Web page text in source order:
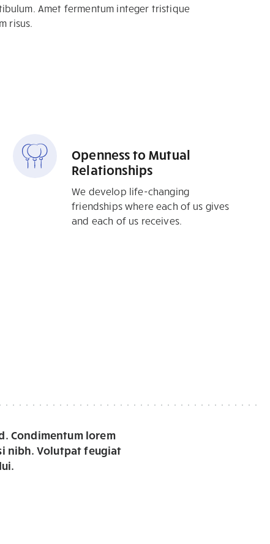
Amet fermentum integer tristique
risus.
Openness to Mutual
Relationships
We develop life-changing
friendships where each of us gives
and each of us receives.
Condimentum lorem
nibh. Volutpat feugiat